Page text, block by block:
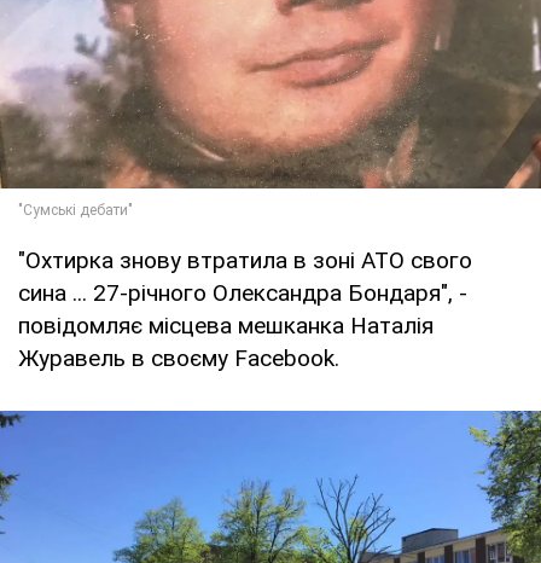
"Охтирка знову втратила в зоні АТО свого
сина ... 27-річного Олександра Бондаря", -
повідомляє місцева мешканка Наталія
Журавель в своєму Facebook.